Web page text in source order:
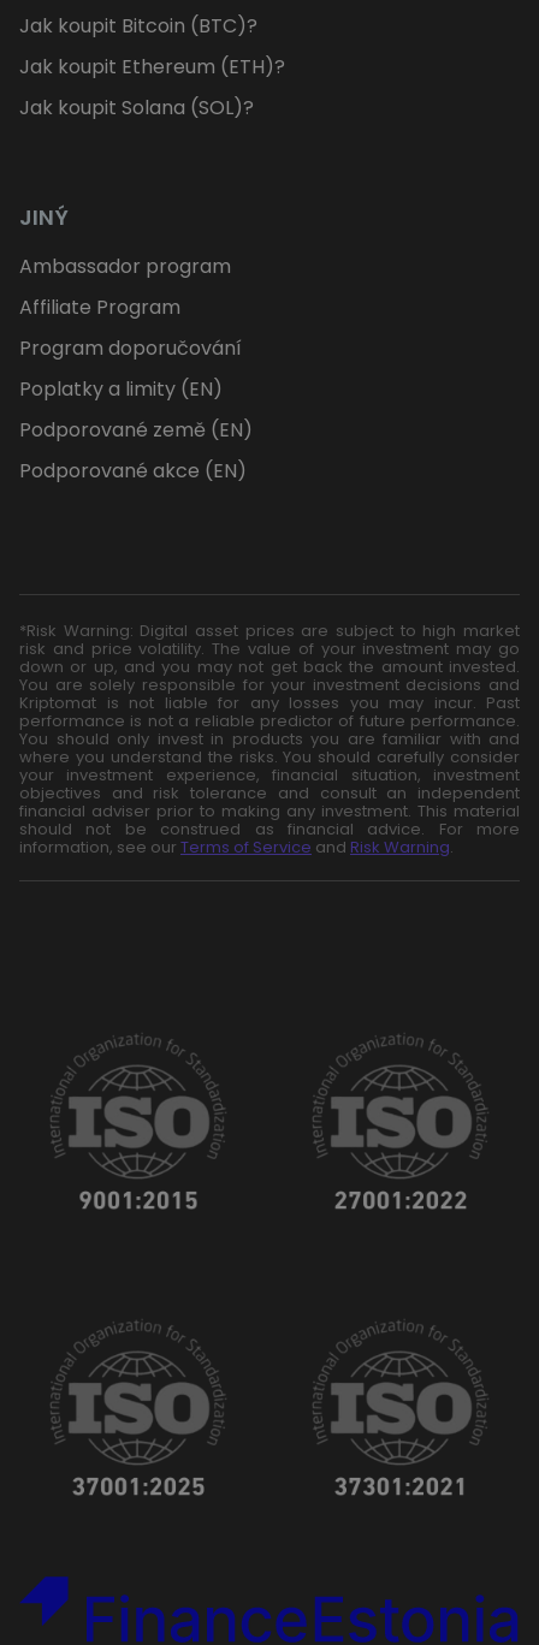
Jak koupit Bitcoin (BTC)?
Jak koupit Ethereum (ETH)?
Jak koupit Solana (SOL)?
JINÝ
Ambassador program
Affiliate Program
Program doporučování
Poplatky a limity (EN)
Podporované země (EN)
Podporované akce (EN)
*Risk Warning: Digital asset prices are subject to high market
risk and price volatility. The value of your investment may go
down or up, and you may not get back the amount invested.
You are solely responsible for your investment decisions and
Kriptomat is not liable for any losses you may incur. Past
performance is not a reliable predictor of future performance.
You should only invest in products you are familiar with and
where you understand the risks. You should carefully consider
your investment experience, financial situation, investment
objectives and risk tolerance and consult an independent
financial adviser prior to making any investment. This material
should not be construed as financial advice. For more
information, see our Terms of Service and Risk Warning.